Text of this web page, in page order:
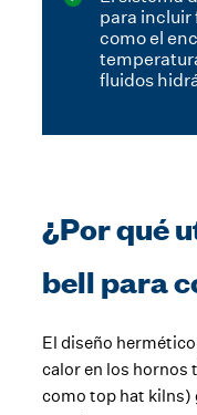
para incluir
como el
fluidos
¿Por qué
bell para
El diseño
calor en los hornos
como top hat kilns)